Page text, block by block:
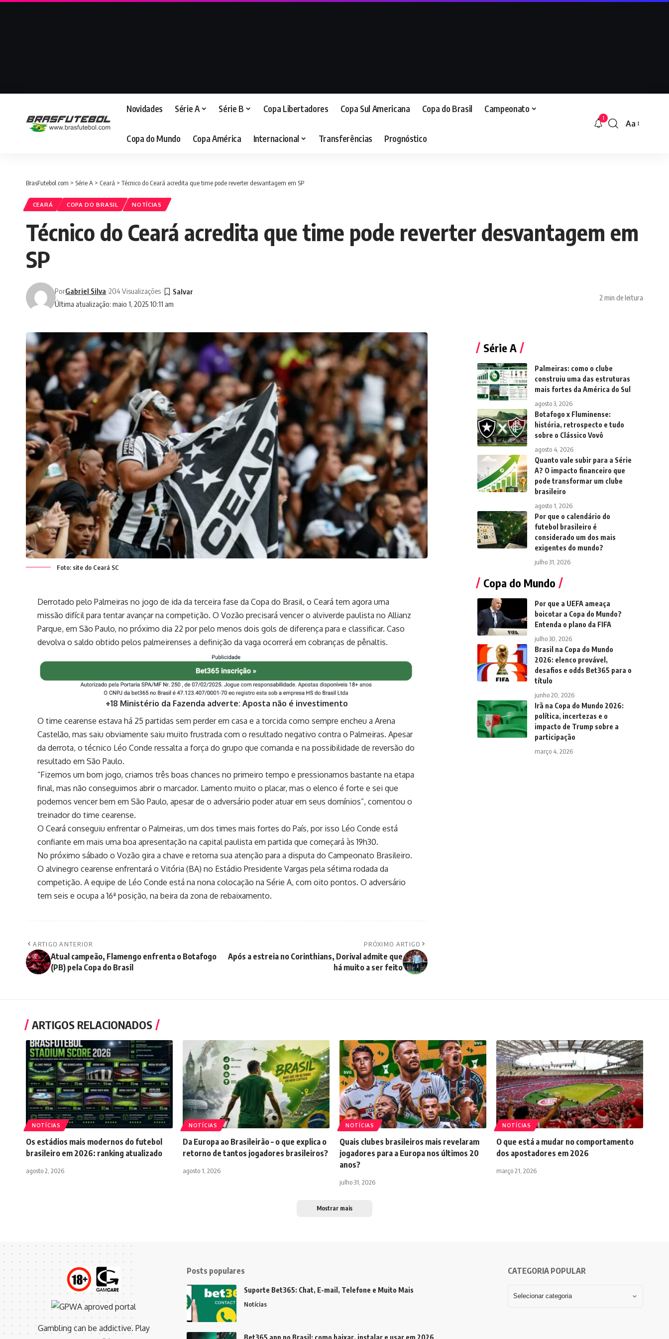
Novidades Série A Série B Copa Libertadores Copa Sul Americana Copa do Brasil Campeonato
Copa do Mundo Copa América Internacional Transferências Prognóstico
1
Aa
BrasFutebol.com > Série A > Ceará > Técnico do Ceará acredita que time pode reverter desvantagem em SP
CEARÁ COPA DO BRASIL NOTÍCIAS
Técnico do Ceará acredita que time pode reverter desvantagem em
SP
Última atualização: maio 1, 2025 10:11 am
PorGabriel Silva 204 Visualizações
2 min de leitura
Foto: site do Ceará SC
Derrotado pelo Palmeiras no jogo de ida da terceira fase da Copa do Brasil, o Ceará tem agora uma
missão difícil para tentar avançar na competição. O Vozão precisará vencer o alviverde paulista no Allianz
Parque, em São Paulo, no próximo dia 22 por pelo menos dois gols de diferença para e classificar. Caso
devolva o saldo obtido pelos palmeirenses a definição da vaga ocorrerá em cobranças de pênaltis.
+18 Ministério da Fazenda adverte: Aposta não é investimento
O time cearense estava há 25 partidas sem perder em casa e a torcida como sempre encheu a Arena
Castelão, mas saiu obviamente saiu muito frustrada com o resultado negativo contra o Palmeiras. Apesar
da derrota, o técnico Léo Conde ressalta a força do grupo que comanda e na possibilidade de reversão do
resultado em São Paulo.
“Fizemos um bom jogo, criamos três boas chances no primeiro tempo e pressionamos bastante na etapa
final, mas não conseguimos abrir o marcador. Lamento muito o placar, mas o elenco é forte e sei que
podemos vencer bem em São Paulo, apesar de o adversário poder atuar em seus domínios”, comentou o
treinador do time cearense.
O Ceará conseguiu enfrentar o Palmeiras, um dos times mais fortes do País, por isso Léo Conde está
confiante em mais uma boa apresentação na capital paulista em partida que começará às 19h30.
No próximo sábado o Vozão gira a chave e retorna sua atenção para a disputa do Campeonato Brasileiro.
O alvinegro cearense enfrentará o Vitória (BA) no Estádio Presidente Vargas pela sétima rodada da
competição. A equipe de Léo Conde está na nona colocação na Série A, com oito pontos. O adversário
tem seis e ocupa a 16ª posição, na beira da zona de rebaixamento.
ARTIGO ANTERIOR
Atual campeão, Flamengo enfrenta o Botafogo
(PB) pela Copa do Brasil
PRÓXIMO ARTIGO
Após a estreia no Corinthians, Dorival admite que
há muito a ser feito
Série A
Palmeiras: como o clube
construiu uma das estruturas
mais fortes da América do Sul
agosto 3, 2026
Botafogo x Fluminense:
história, retrospecto e tudo
sobre o Clássico Vovô
agosto 4, 2026
Quanto vale subir para a Série
A? O impacto financeiro que
pode transformar um clube
brasileiro
agosto 1, 2026
Por que o calendário do
futebol brasileiro é
considerado um dos mais
exigentes do mundo?
julho 31, 2026
Copa do Mundo
Por que a UEFA ameaça
boicotar a Copa do Mundo?
Entenda o plano da FIFA
julho 30, 2026
Brasil na Copa do Mundo
2026: elenco provável,
desafios e odds Bet365 para o
título
junho 20, 2026
Irã na Copa do Mundo 2026:
política, incertezas e o
impacto de Trump sobre a
participação
março 4, 2026
ARTIGOS RELACIONADOS
NOTÍCIAS
Os estádios mais modernos do futebol
brasileiro em 2026: ranking atualizado
agosto 2, 2026
NOTÍCIAS
Da Europa ao Brasileirão – o que explica o
retorno de tantos jogadores brasileiros?
agosto 1, 2026
NOTÍCIAS
Quais clubes brasileiros mais revelaram
jogadores para a Europa nos últimos 20
anos?
julho 31, 2026
NOTÍCIAS
O que está a mudar no comportamento
dos apostadores em 2026
março 21, 2026
Mostrar mais
Gambling can be addictive. Play
Posts populares
Suporte Bet365: Chat, E-mail, Telefone e Muito Mais
Notícias
CATEGORIA POPULAR